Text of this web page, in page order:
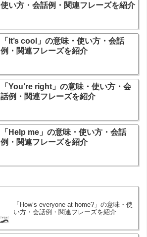
使い方・会話例・関連フレーズを紹介
「It’s cool」の意味・使い方・会話
例・関連フレーズを紹介
「You’re right」の意味・使い方・会
話例・関連フレーズを紹介
「Help me」の意味・使い方・会話
例・関連フレーズを紹介
「How’s everyone at home?」の意味・使
い方・会話例・関連フレーズを紹介